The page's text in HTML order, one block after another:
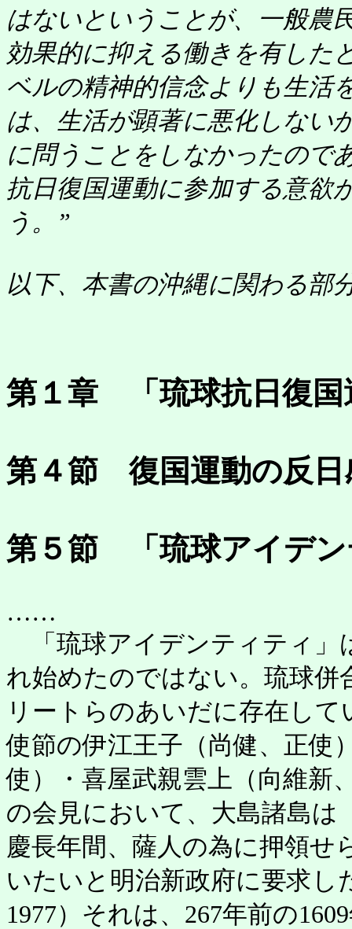
はないということが、一般農
効果的に抑える働きを有した
ベルの精神的信念よりも生活
は、生活が顕著に悪化しない
に問うことをしなかったので
抗日復国運動に参加する意欲
う。”
以下、本書の沖縄に関わる部
第１章 「琉球抗日復国
第４節 復国運動の反日
第５節 「琉球アイデン
……
「琉球アイデンティティ」
れ始めたのではない。琉球
リートらのあいだに存在し
使節の伊江王子（尚健、正使
使）・喜屋武親雲上（向維新
の会見において、大島諸島は
慶長年間、薩人の為に押領せ
いたいと明治新政府に要求し
1977）それは、267年前の